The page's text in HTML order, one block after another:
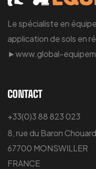
Le spécialiste en
application de sols en
►www.global-
CONTACT
+33(0)3 88 823 023
8, rue du Baron Chouard
67700 MONSWILLER
FRANCE